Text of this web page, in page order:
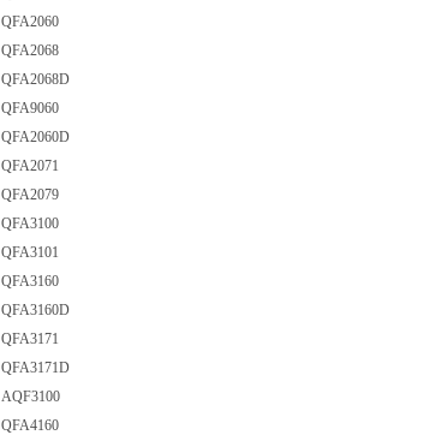
QFA2060
QFA2068
QFA2068D
QFA9060
QFA2060D
QFA2071
QFA2079
QFA3100
QFA3101
QFA3160
QFA3160D
QFA3171
QFA3171D
AQF3100
QFA4160